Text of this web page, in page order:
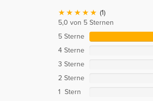
(1)
5,0 von 5 Sternen
5 Sterne
4 Sterne
3 Sterne
2 Sterne
1 Stern